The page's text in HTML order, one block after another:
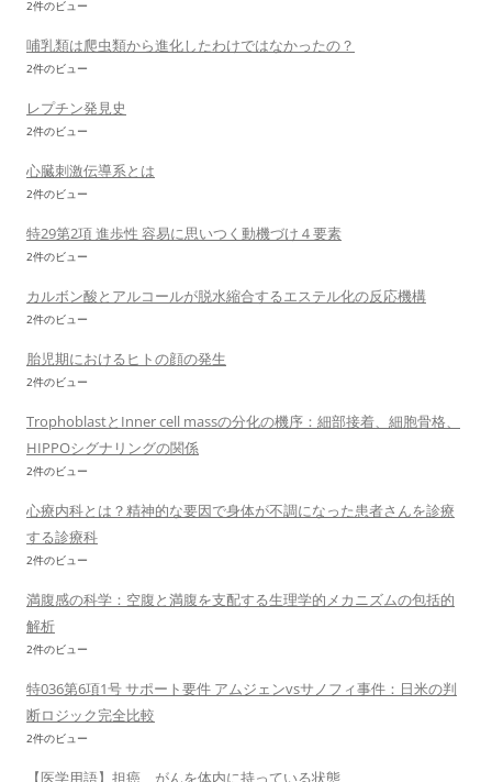
2件のビュー
哺乳類は爬虫類から進化したわけではなかったの？
2件のビュー
レプチン発見史
2件のビュー
心臓刺激伝導系とは
2件のビュー
特29第2項 進歩性 容易に思いつく動機づけ４要素
2件のビュー
カルボン酸とアルコールが脱水縮合するエステル化の反応機構
2件のビュー
胎児期におけるヒトの顔の発生
2件のビュー
TrophoblastとInner cell massの分化の機序：細部接着、細胞骨格、
HIPPOシグナリングの関係
2件のビュー
心療内科とは？精神的な要因で身体が不調になった患者さんを診療
する診療科
2件のビュー
満腹感の科学：空腹と満腹を支配する生理学的メカニズムの包括的
解析
2件のビュー
特036第6項1号 サポート要件 アムジェンvsサノフィ事件：日米の判
断ロジック完全比較
2件のビュー
【医学用語】担癌 がんを体内に持っている状態